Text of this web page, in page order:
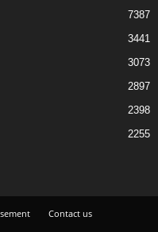
7387
3441
3073
2897
2398
2255
Contact us